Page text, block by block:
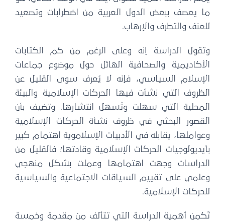
ما يعصف ببعض الدول العربية من اضطرابات وتصعيد
للعنف والتطرف والإرهاب.
وتقول الدراسة إنه وعلى الرغم من كم الكتابات
الأكاديمية والصحافية الهائل حول موضوع جماعات
الإسلام السياسي، فإنه لا يُعرف سوى القليل عن
الظروف التي نشأت فيها الحركات الإسلامية والبيئة
المحلية التي سهلت وتُسهل انتشارها. وتضيف بأن
القصور البحثي في ظروف نشأة الحركات الإسلامية
وعواملها، يقابله في الأدبيات الإسلاموية اهتمام كبير
بأيديولوجيات الحركات الإسلامية وقادتها؛ فالقليل من
الدراسات وجهت اهتمامها وعملت بشكل منهجي
وعلمي على تقييم السياقات الاجتماعية والسياسية
للحركات الإسلامية.
تَكمن أهمية الدراسة التي تتألف من مقدمة وخمسة